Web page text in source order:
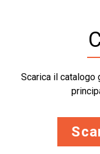
Scarica il catalogo